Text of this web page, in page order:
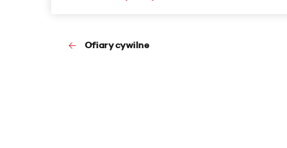
Ofiary cywilne